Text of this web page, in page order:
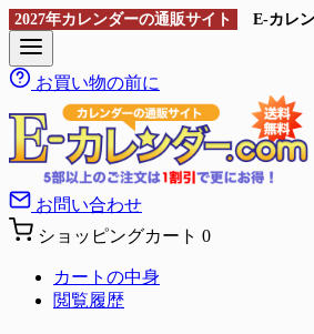
2027年カレンダーの通販サイト E-カレ
お買い物の前に
お問い合わせ
ショッピングカート 0
カートの中身
閲覧履歴